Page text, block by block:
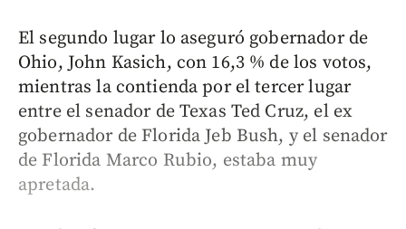
El segundo lugar lo aseguró gobernador de
Ohio, John Kasich, con 16,3 % de los votos,
mientras la contienda por el tercer lugar
entre el senador de Texas Ted Cruz, el ex
gobernador de Florida Jeb Bush, y el senador
de Florida Marco Rubio, estaba muy
apretada.